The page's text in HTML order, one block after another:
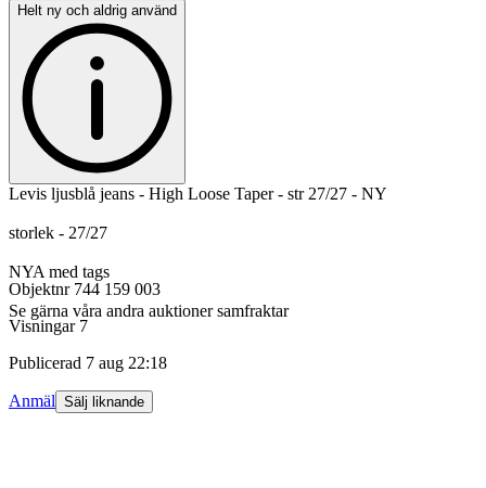
Helt ny och aldrig använd
Levis ljusblå jeans - High Loose Taper - str 27/27 - NY
storlek - 27/27
NYA med tags
Se gärna våra andra auktioner samfraktar
Objektnr 744 159 003
Visningar 7
Publicerad 7 aug 22:18
Anmäl Sälj liknande